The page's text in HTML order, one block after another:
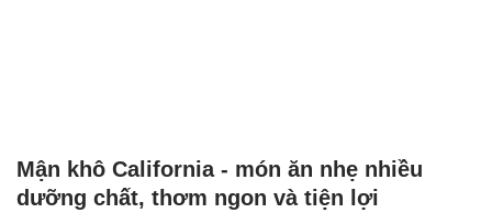
Mận khô California - món ăn nhẹ nhiều
dưỡng chất, thơm ngon và tiện lợi